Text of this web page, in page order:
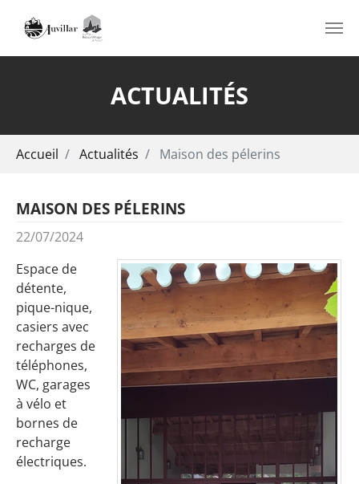
ACTUALITÉS
Accueil Actualités Maison des pélerins
MAISON DES PÉLERINS
22/07/2024
Espace de
détente,
pique-nique,
casiers avec
recharges de
téléphones,
WC, garages
à vélo et
bornes de
recharge
électriques.